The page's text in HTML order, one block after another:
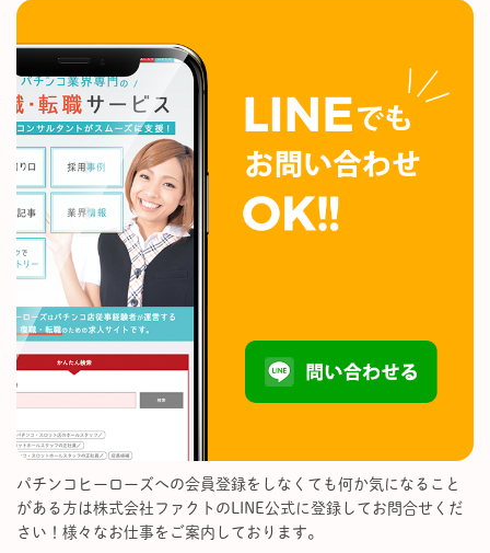
パチンコヒーローズへの会員登録をしなくても何か気になること
がある方は株式会社ファクトのLINE公式に登録してお問合せくだ
さい！様々なお仕事をご案内しております。